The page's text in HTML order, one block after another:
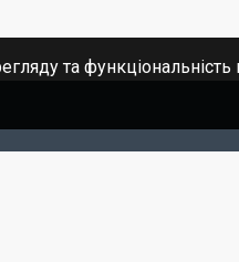
та функціональність